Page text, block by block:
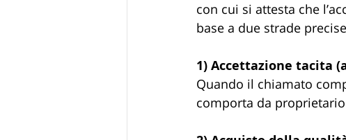
con cui si attesta che
base a due strade
1) Accettazione tacita
Quando il chiamato
comporta da